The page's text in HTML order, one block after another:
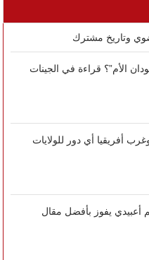
وتاريخ مشترك
الأم”؟ قراءة في الجينات
أفريقيا أي دور للولايات
أعبيدي يفوز بأفضل مقال